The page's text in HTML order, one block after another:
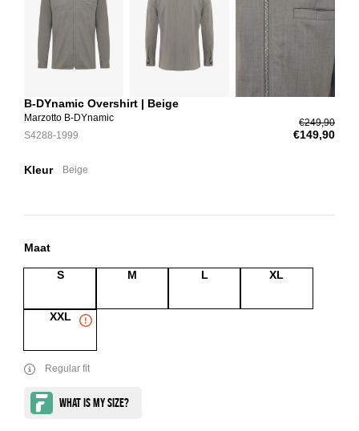
B-DYnamic Overshirt | Beige
Marzotto B-DYnamic
S4288-1999
€249,90
€149,90
Kleur Beige
Maat
S M L XL
XXL
Regular fit